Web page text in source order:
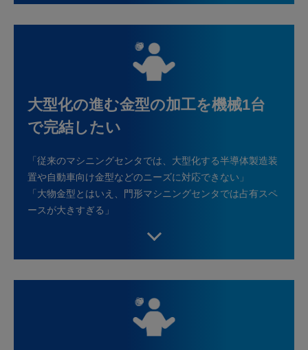
大型化の進む金型の加工を機械1台
で完結したい
「従来のマシニングセンタでは、大型化する半導体製造装
置や自動車向け金型などのニーズに対応できない」
「大物金型とはいえ、門形マシニングセンタでは占有スペ
ースが大きすぎる」